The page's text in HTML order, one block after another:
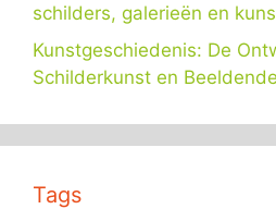
schilders, galerieën en
Kunstgeschiedenis: De
Schilderkunst en
Tags